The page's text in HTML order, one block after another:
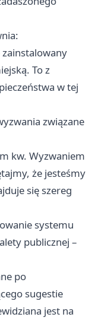
zainstalowany
To z
w tej
związane
kw. Wyzwaniem
że jesteśmy
się szereg
systemu
publicznej –
po
sugestie
jest na